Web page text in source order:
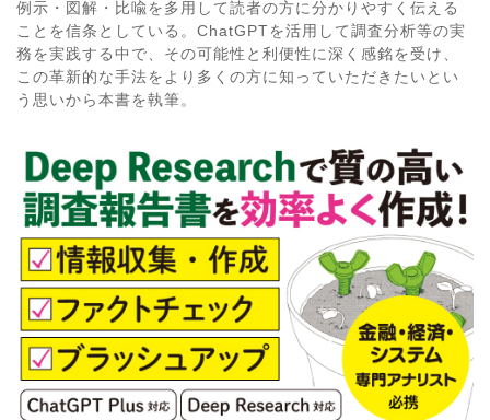
例示・図解・比喩を多用して読者の方に分かりやすく伝える
ことを信条としている。ChatGPTを活用して調査分析等の実
務を実践する中で、その可能性と利便性に深く感銘を受け、
この革新的な手法をより多くの方に知っていただきたいとい
う思いから本書を執筆。